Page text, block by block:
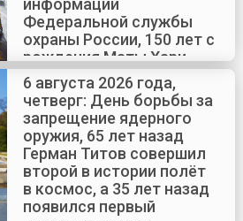
информации
Федеральной службы
охраны России, 150 лет с
рождения Маты Хари
6 августа 2026 года,
четверг: День борьбы за
запрещение ядерного
оружия, 65 лет назад
Герман Титов совершил
второй в истории полёт
в космос, а 35 лет назад
появился первый